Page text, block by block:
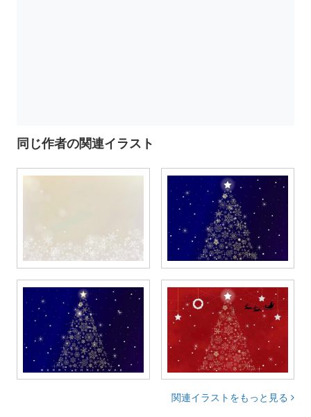
同じ作者の関連イラスト
関連イラストをもっと見る